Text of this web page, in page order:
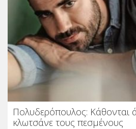
Πολυδερόπουλος: Κάθονται
κλωτσάνε τους πεσμένους